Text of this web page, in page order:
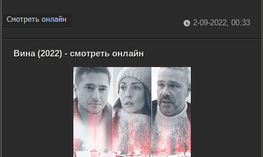
2-09-2022, 00:33
Вина (2022) - смотреть онлайн